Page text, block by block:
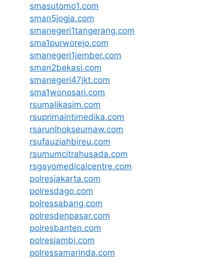
smasutomo1.com
sman5jogja.com
smanegeri1tangerang.com
sma1purworejo.com
smanegeri1jember.com
sman2bekasi.com
smanegeri47jkt.com
sma1wonosari.com
rsumalikasim.com
rsuprimaintimedika.com
rsarunlhokseumaw.com
rsufauziahbireu.com
rsumumcitrahusada.com
rsgayomedicalcentre.com
polresjakarta.com
polresdago.com
polressabang.com
polresdenpasar.com
polresbanten.com
polresjambi.com
polressamarinda.com